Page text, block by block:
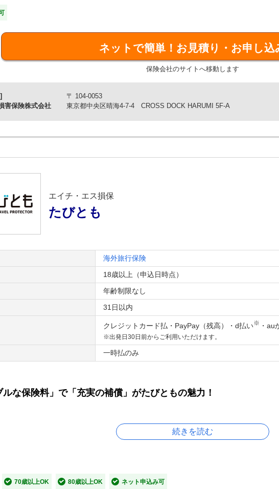
、バランスよく備える、リーズナブルに備える、すべてのプランで通院・入院・
院・入院・手術の回数制限なし・1日あたりのお支払制限なし！
治療、膝蓋骨脱臼（パテラ）、椎間板ヘルニアも補償対象！
対象ペットの年齢に応じて毎年変わります。
歳以降の保険料の値上がりなし。安心して長期間の補償を受けられ
ネットで簡単！ お見積り・お申し込
保険会社のサイトへ移動します
害保険株式会社
〒 104-0053
東京都中央区晴海4-7-4 CROSS DOCK HARUMI 5F-A
エイチ・エス損保
たびとも
海外旅行保険
18歳以上（申込日時点）
年齢制限なし
31日以内
クレジットカード払・PayPay（残高）・d払い※ ・au
※出発日30日前からご利用いただけます。
一時払のみ
ルな保険料」で「充実の補償」がたびともの魅力！
ンは個人プラン・ファミリープラン・グループプランの3種類！
続きを読む
70歳以上OK 80歳以上OK ネット申込み可